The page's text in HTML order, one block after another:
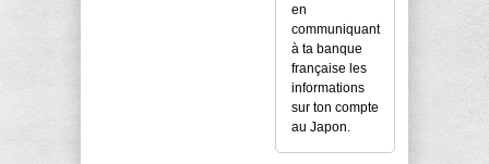
en
communiquant
à ta banque
française les
informations
sur ton compte
au Japon.